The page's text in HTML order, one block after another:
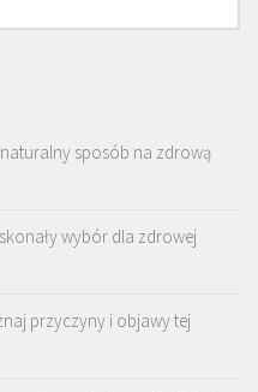
sposób na zdrową
wybór dla zdrowej
przyczyny i objawy tej